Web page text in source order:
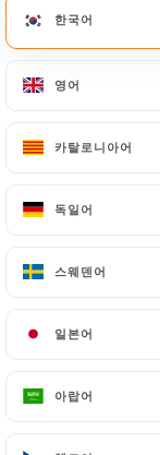
한국어
영어
카탈로니아어
독일어
스웨덴어
일본어
아랍어
한국어
영어
카탈로니아어
독일어
스웨덴어
일본어
아랍어